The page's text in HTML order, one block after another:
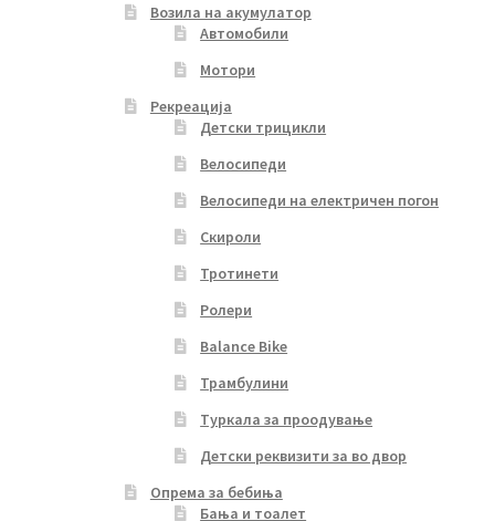
Возила на акумулатор
Автомобили
Мотори
Рекреација
Детски трицикли
Велосипеди
Велосипеди на електричен погон
Скироли
Тротинети
Ролери
Balance Bike
Трамбулини
Туркала за проодување
Детски реквизити за во двор
Опрема за бебиња
Бања и тоалет